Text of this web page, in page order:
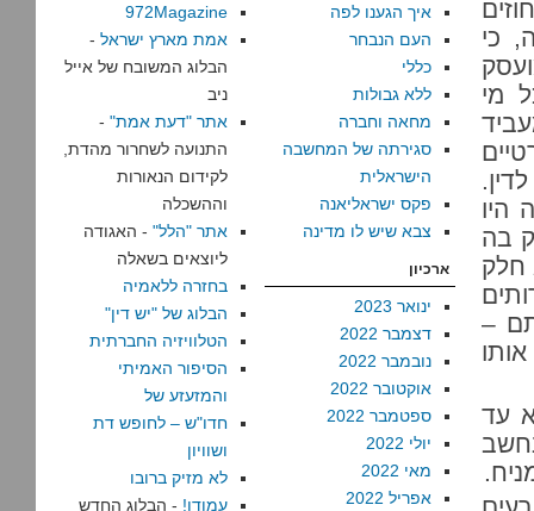
כי
מי
היו
בה
חלק
–
עד
איך הגענו לפה
העם הנבחר
כללי
ללא גבולות
מחאה וחברה
סגירתה של המחשבה
הישראלית
פקס ישראליאנה
צבא שיש לו מדינה
ארכיון
ינואר 2023
דצמבר 2022
נובמבר 2022
אוקטובר 2022
ספטמבר 2022
יולי 2022
מאי 2022
אפריל 2022
972Magazine
אמת מארץ ישראל -
הבלוג המשובח של אייל
ניב
אתר "דעת אמת" -
התנועה לשחרור מהדת,
לקידום הנאורות
וההשכלה
אתר "הלל" - האגודה
ליוצאים בשאלה
בחזרה ללאמיה
הבלוג של "יש דין"
הטלוויזיה החברתית
הסיפור האמיתי
והמזעזע של
חדו"ש – לחופש דת
ושוויון
לא מזיק ברובו
עמודו! - הבלוג החדש